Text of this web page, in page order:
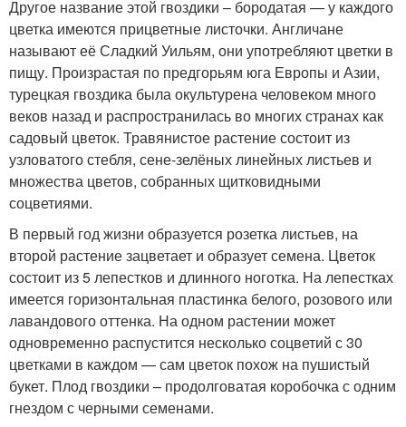
Другое название этой гвоздики – бородатая — у каждого
цветка имеются прицветные листочки. Англичане
называют её Сладкий Уильям, они употребляют цветки в
пищу. Произрастая по предгорьям юга Европы и Азии,
турецкая гвоздика была окультурена человеком много
веков назад и распространилась во многих странах как
садовый цветок. Травянистое растение состоит из
узловатого стебля, сене-зелёных линейных листьев и
множества цветов, собранных щитковидными
соцветиями.
В первый год жизни образуется розетка листьев, на
второй растение зацветает и образует семена. Цветок
состоит из 5 лепестков и длинного ноготка. На лепестках
имеется горизонтальная пластинка белого, розового или
лавандового оттенка. На одном растении может
одновременно распустится несколько соцветий с 30
цветками в каждом — сам цветок похож на пушистый
букет. Плод гвоздики – продолговатая коробочка с одним
гнездом с черными семенами.